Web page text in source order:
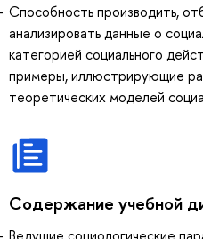
Способность производить,
анализировать данные о
категорией социального
примеры, иллюстрирующие
теоретических моделей
Содержание учебной